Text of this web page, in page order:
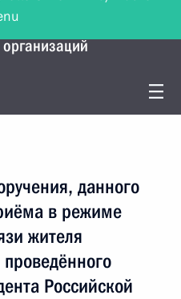
работе с
данного
в режиме
жителя
Российской